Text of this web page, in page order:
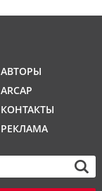
АВТОРЫ
ARCAP
КОНТАКТЫ
РЕКЛАМА